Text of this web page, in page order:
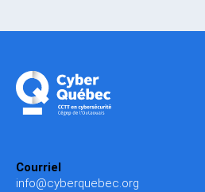
Courriel
info@cyberquebec.org